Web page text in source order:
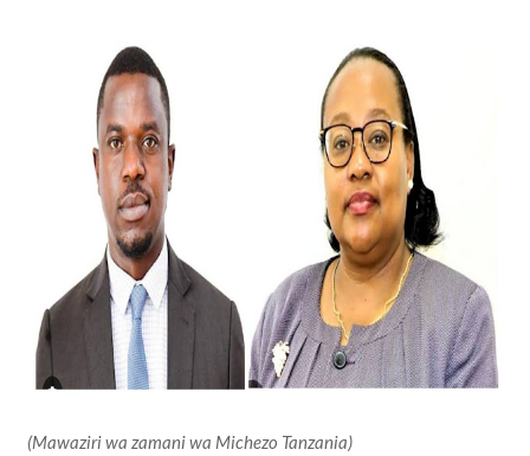
(Mawaziri wa zamani wa Michezo Tanzania)